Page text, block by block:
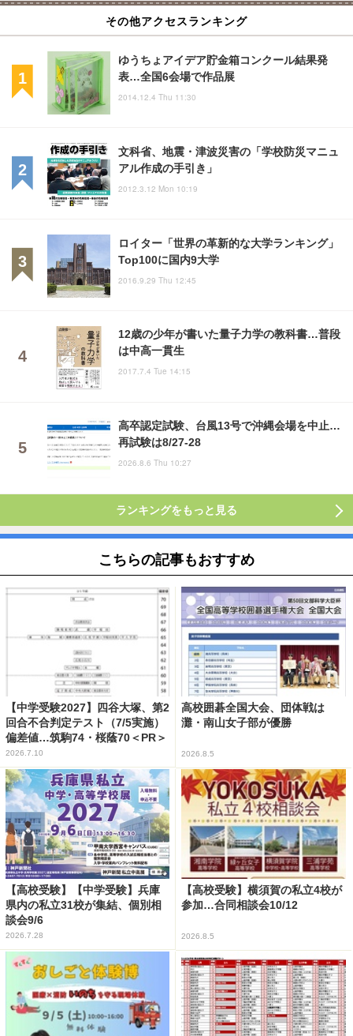
その他アクセスランキング
ゆうちょアイデア貯金箱コンクール結果発
表…全国6会場で作品展
2014.12.4 Thu 11:30
文科省、地震・津波災害の「学校防災マニュ
アル作成の手引き」
2012.3.12 Mon 10:19
ロイター「世界の革新的な大学ランキング」
Top100に国内9大学
2016.9.29 Thu 12:45
12歳の少年が書いた量子力学の教科書…普段
は中高一貫生
2017.7.4 Tue 14:15
高卒認定試験、台風13号で沖縄会場を中止…
再試験は8/27-28
2026.8.6 Thu 10:27
ランキングをもっと見る
こちらの記事もおすすめ
【中学受験2027】四谷大塚、第2
回合不合判定テスト（7/5実施）
偏差値…筑駒74・桜蔭70＜PR＞
2026.7.10
高校囲碁全国大会、団体戦は
灘・南山女子部が優勝
2026.8.5
【高校受験】【中学受験】兵庫
県内の私立31校が集結、個別相
談会9/6
2026.7.28
【高校受験】横須賀の私立4校が
参加…合同相談会10/12
2026.8.5